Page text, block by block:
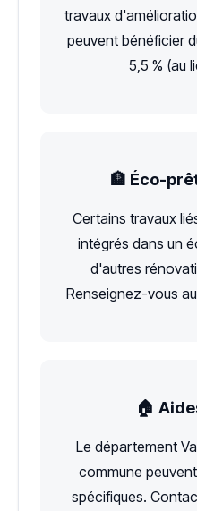
travaux
peuvent bénéficier
5,5 % (au
🏦 Éco-
Certains travaux
intégrés dans un
d'autres
Renseignez-vous
🏠
Le département
commune
spécifiques.